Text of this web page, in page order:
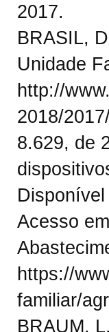
2017.
BRASIL,
Unidade
http://
2018/
8.629, de
Acesso
https://
familiar/
BRAUM,